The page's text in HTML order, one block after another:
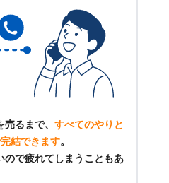
るまで、 すべてのやりと
結できます。
ので疲れてしまうこともあ